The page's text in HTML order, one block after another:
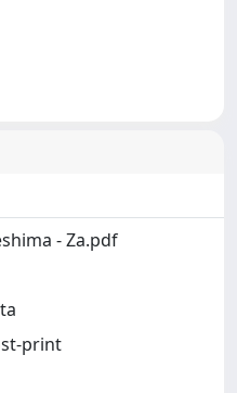
- Za.pdf
print